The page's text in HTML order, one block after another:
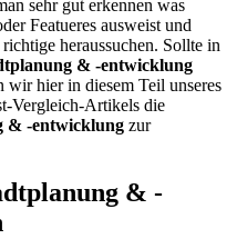
sehr gut erkennen was
Featueres ausweist und
heraussuchen. Sollte in
& -entwicklung
wir hier in diesem Teil unseres
Vergleich-Artikels die
& -entwicklung zur
& -